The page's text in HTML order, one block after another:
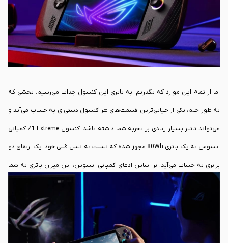
کنسول کمک می‌کنند و سبب می‌شوند تا به راحتی مشغول تجربه بازی‌های
دلخواه‌تان بشوید.
اما از تمام این موارد که بگذریم، به باتری این کنسول جذاب می‌رسیم. بخشی که
به طور حتم، یکی از حیاتی‌ترین قسمت‌های هر کنسول دستی‌ای به حساب می‌آید و
می‌تواند تاثیر بسیار زیادی بر تجربه شما داشته باشد. کنسول Z1 Extreme کمپانی
ایسوس به یک باتری 80Wh مجهز شده که نسبت به نسل قبلی خود، یک ارتقای دو
برابری به حساب می‌آید. بر اساس ادعای کمپانی ایسوس، این میزان باتری به شما
اجازه می‌دهد تا حداکثر 2.7 ساعت به صورت پیوسته، مشغول تجربه سنگین‌ترین
عناوین AAA شوید. البته این میزان با اعمال آخرین تنظیمات گرافیکی موجود در
نظر گرفته شده است و احتمالا اگر تنظیمات گرافیکی بازی خود را کاهش دهید،
می‌توانید به میزان ساعت بیشتری هم دست پیدا کنید.